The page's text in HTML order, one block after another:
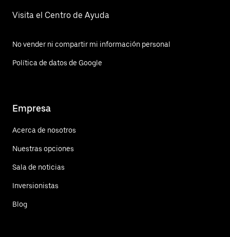
Visita el Centro de Ayuda
No vender ni compartir mi información personal
Política de datos de Google
Empresa
Acerca de nosotros
Nuestras opciones
Sala de noticias
Inversionistas
Blog